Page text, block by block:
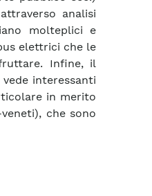
analisi
molteplici e
elettrici che le
Infine, il
interessanti
in merito
che sono